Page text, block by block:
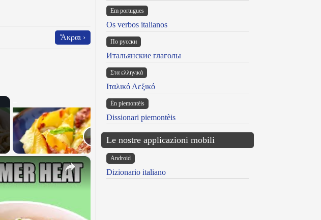
Ἄκραι ›
×
Em portugues
Os verbos italianos
По русски
Итальянские глаголы
Στα ελληνικά
Ιταλικό Λεξικό
Ën piemontèis
Dissionari piemontèis
Le nostre applicazioni mobili
Android
Dizionario italiano